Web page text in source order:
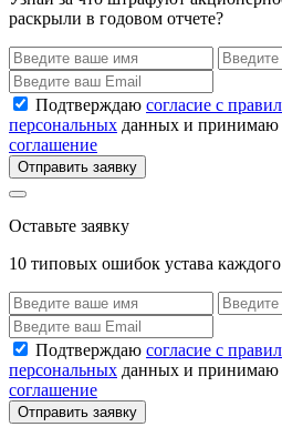
раскрыли в годовом отчете?
Подтверждаю согласие с
персональных данных и принимаю
соглашение
Отправить заявку
Оставьте заявку
10 типовых ошибок устава
Подтверждаю согласие с
персональных данных и принимаю
соглашение
Отправить заявку